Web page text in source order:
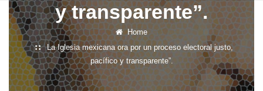
y transparente”.
Home
La Iglesia mexicana ora por un proceso electoral justo,
pacífico y transparente”.